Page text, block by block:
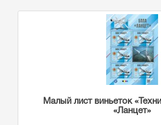
Малый лист виньеток
«Ланцет»